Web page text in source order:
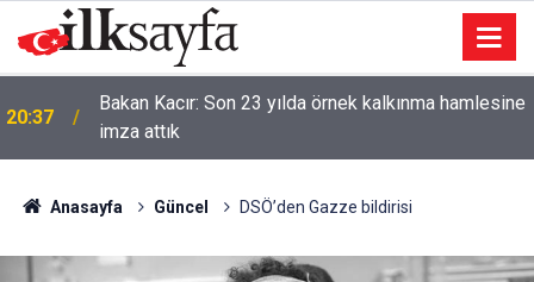
20:37
Bakan Kacır: Son 23 yılda örnek kalkınma hamlesine
imza attık
Anasayfa Güncel DSÖ’den Gazze bildirisi